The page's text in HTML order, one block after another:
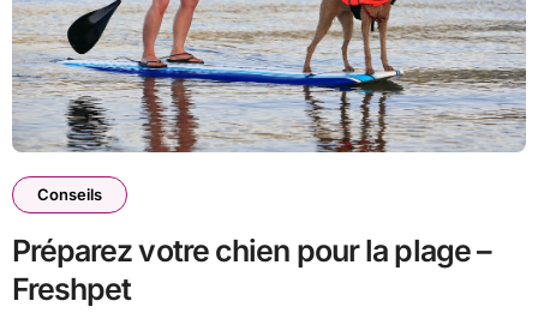
Conseils
Préparez votre chien pour la plage –
Freshpet